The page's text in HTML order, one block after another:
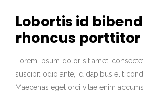
Lobortis id
rhoncus
Lorem ipsum dolor sit amet,
suscipit odio ante, id dapibus elit
Maecenas eget orci vitae enim